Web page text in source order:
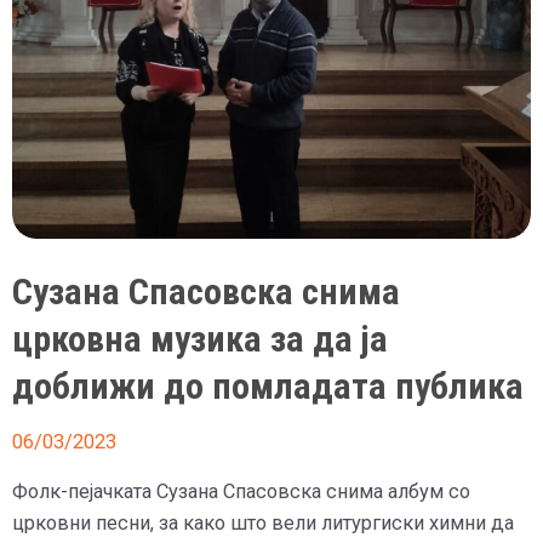
Сузана Спасовска снима
црковна музика за да ја
доближи до помладата публика
06/03/2023
Фолк-пејачката Сузана Спасовска снима албум со
црковни песни, за како што вели литургиски химни да